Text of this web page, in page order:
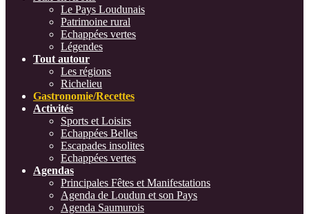
Le Pays Loudunais
Patrimoine rural
Echappées vertes
Légendes
Tout autour
Les régions
Richelieu
Gastronomie/Recettes
Activités
Sports et Loisirs
Echappées Belles
Escapades insolites
Echappées vertes
Agendas
Principales Fêtes et Manifestations
Agenda de Loudun et son Pays
Agenda Saumurois